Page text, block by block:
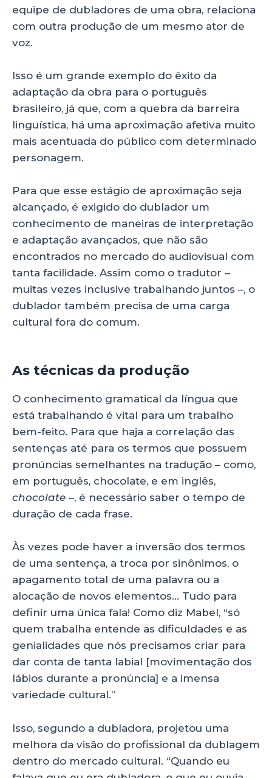
equipe de dubladores de uma obra, relaciona
com outra produção de um mesmo ator de
voz.
Isso é um grande exemplo do êxito da
adaptação da obra para o português
brasileiro, já que, com a quebra da barreira
linguística, há uma aproximação afetiva muito
mais acentuada do público com determinado
personagem.
Para que esse estágio de aproximação seja
alcançado, é exigido do dublador um
conhecimento de maneiras de interpretação
e adaptação avançados, que não são
encontrados no mercado do audiovisual com
tanta facilidade. Assim como o tradutor –
muitas vezes inclusive trabalhando juntos –, o
dublador também precisa de uma carga
cultural fora do comum.
As técnicas da produção
O conhecimento gramatical da língua que
está trabalhando é vital para um trabalho
bem-feito. Para que haja a correlação das
sentenças até para os termos que possuem
pronúncias semelhantes na tradução – como,
em português, chocolate, e em inglês,
chocolate –, é necessário saber o tempo de
duração de cada frase.
Às vezes pode haver a inversão dos termos
de uma sentença, a troca por sinônimos, o
apagamento total de uma palavra ou a
alocação de novos elementos… Tudo para
definir uma única fala! Como diz Mabel, “só
quem trabalha entende as dificuldades e as
genialidades que nós precisamos criar para
dar conta de tanta labial [movimentação dos
lábios durante a pronúncia] e a imensa
variedade cultural.”
Isso, segundo a dubladora, projetou uma
melhora da visão do profissional da dublagem
dentro do mercado cultural. “Quando eu